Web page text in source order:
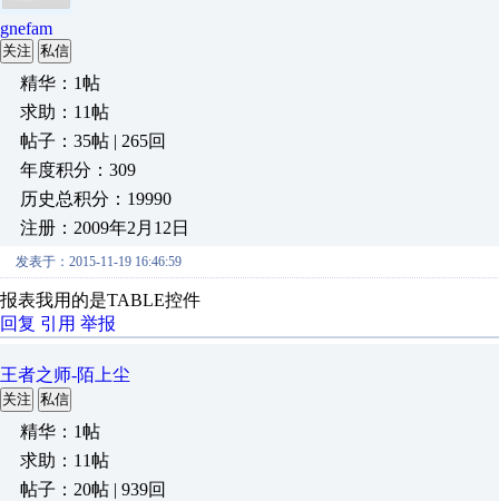
gnefam
关注 私信
精华：1帖
求助：11帖
帖子：35帖 | 265回
年度积分：309
历史总积分：19990
注册：2009年2月12日
发表于：2015-11-19 16:46:59
报表我用的是TABLE控件
回复 引用 举报
王者之师-陌上尘
关注 私信
精华：1帖
求助：11帖
帖子：20帖 | 939回